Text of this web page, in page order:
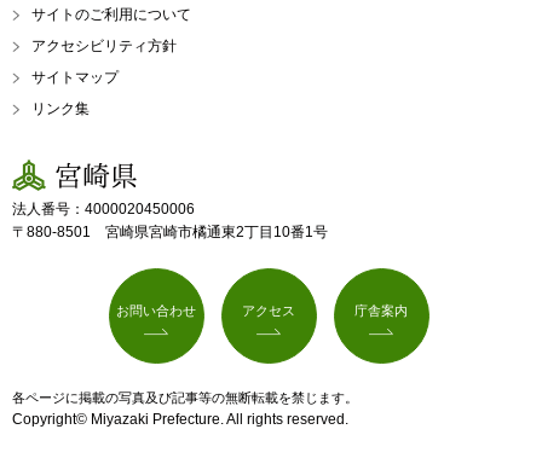
サイトのご利用について
アクセシビリティ方針
サイトマップ
リンク集
宮崎県
法人番号：4000020450006
〒880-8501 宮崎県宮崎市橘通東2丁目10番1号
お問い合わせ アクセス 庁舎案内
各ページに掲載の写真及び記事等の無断転載を禁じます。
Copyright© Miyazaki Prefecture. All rights reserved.